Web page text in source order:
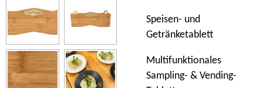
Speisen- und
Getränketablett
Multifunktionales
Sampling- & Vending-